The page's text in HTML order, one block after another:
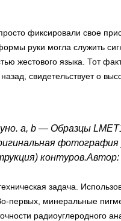
фиксировали свое
руки могла служить
жестового языка. Тот
свидетельствует о
a, b — Образцы
контуров.Автор:
задача.
первых, минеральные
радиоуглеродного